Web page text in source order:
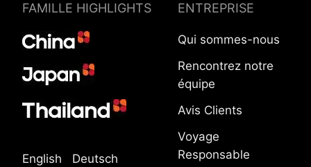
FAMILLE HIGHLIGHTS
English
Deutsch
ENTREPRISE
Qui sommes-nous
Rencontrez notre
équipe
Avis Clients
Voyage
Responsable